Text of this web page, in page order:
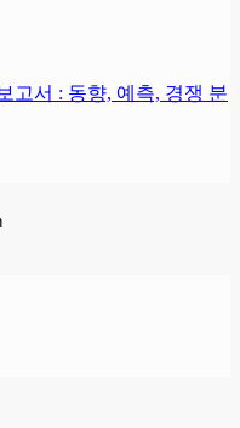
고서 : 동향, 예측, 경쟁 분